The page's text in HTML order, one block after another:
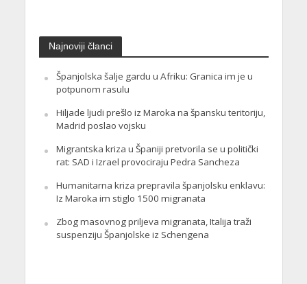
Najnoviji članci
Španjolska šalje gardu u Afriku: Granica im je u
potpunom rasulu
Hiljade ljudi prešlo iz Maroka na špansku teritoriju,
Madrid poslao vojsku
Migrantska kriza u Španiji pretvorila se u politički
rat: SAD i Izrael provociraju Pedra Sancheza
Humanitarna kriza prepravila španjolsku enklavu:
Iz Maroka im stiglo 1500 migranata
Zbog masovnog priljeva migranata, Italija traži
suspenziju Španjolske iz Schengena